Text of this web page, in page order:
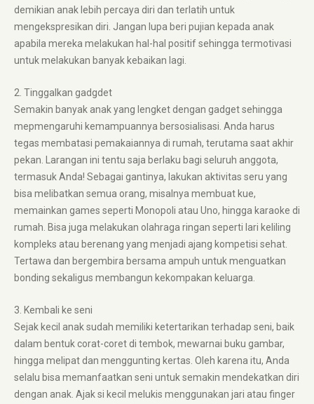
demikian anak lebih percaya diri dan terlatih untuk
mengekspresikan diri. Jangan lupa beri pujian kepada anak
apabila mereka melakukan hal-hal positif sehingga termotivasi
untuk melakukan banyak kebaikan lagi.
2. Tinggalkan gadgdet
Semakin banyak anak yang lengket dengan gadget sehingga
mepmengaruhi kemampuannya bersosialisasi. Anda harus
tegas membatasi pemakaiannya di rumah, terutama saat akhir
pekan. Larangan ini tentu saja berlaku bagi seluruh anggota,
termasuk Anda! Sebagai gantinya, lakukan aktivitas seru yang
bisa melibatkan semua orang, misalnya membuat kue,
memainkan games seperti Monopoli atau Uno, hingga karaoke di
rumah. Bisa juga melakukan olahraga ringan seperti lari keliling
kompleks atau berenang yang menjadi ajang kompetisi sehat.
Tertawa dan bergembira bersama ampuh untuk menguatkan
bonding sekaligus membangun kekompakan keluarga.
3. Kembali ke seni
Sejak kecil anak sudah memiliki ketertarikan terhadap seni, baik
dalam bentuk corat-coret di tembok, mewarnai buku gambar,
hingga melipat dan menggunting kertas. Oleh karena itu, Anda
selalu bisa memanfaatkan seni untuk semakin mendekatkan diri
dengan anak. Ajak si kecil melukis menggunakan jari atau finger